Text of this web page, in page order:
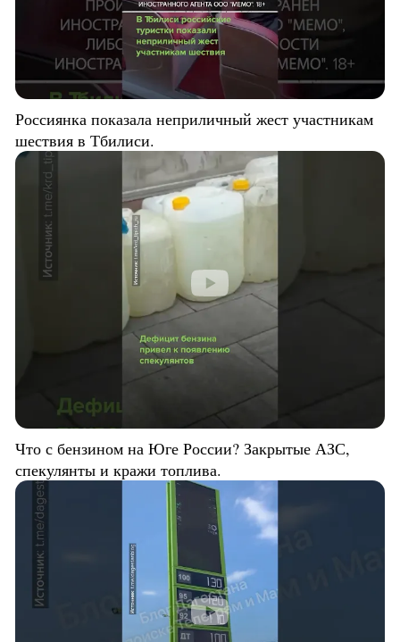
Россиянка показала неприличный жест участникам
шествия в Тбилиси.
Что с бензином на Юге России? Закрытые АЗС,
спекулянты и кражи топлива.